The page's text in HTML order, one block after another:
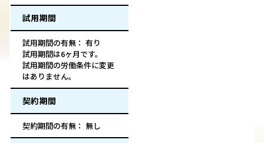
試用期間
試用期間の有無： 有り
試用期間は6ヶ月です。
試用期間の労働条件に変更
はありません。
契約期間
契約期間の有無： 無し